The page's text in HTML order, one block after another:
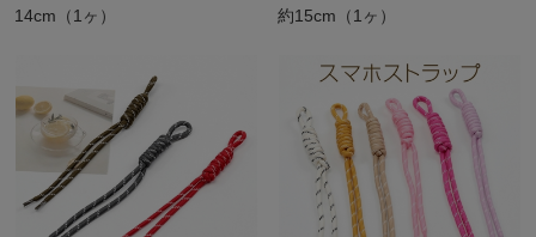
14cm（1ヶ）
約15cm（1ヶ）